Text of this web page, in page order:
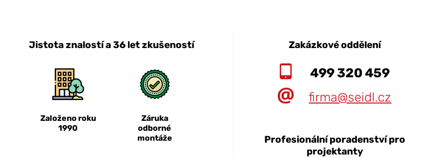
Jistota znalostí a 36 let zkušeností
Založeno roku
1990
Záruka
odborné
montáže
Zakázkové oddělení
499 320 459
firma@seidl.cz
Profesionální poradenství pro
projektanty